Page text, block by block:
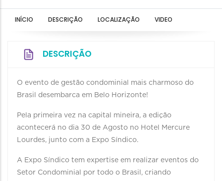
INÍCIO DESCRIÇÃO LOCALIZAÇÃO VIDEO
DESCRIÇÃO
O evento de gestão condominial mais charmoso do
Brasil desembarca em Belo Horizonte!
Pela primeira vez na capital mineira, a edição
acontecerá no dia 30 de Agosto no Hotel Mercure
Lourdes, junto com a Expo Síndico.
A Expo Síndico tem expertise em realizar eventos do
Setor Condominial por todo o Brasil, criando